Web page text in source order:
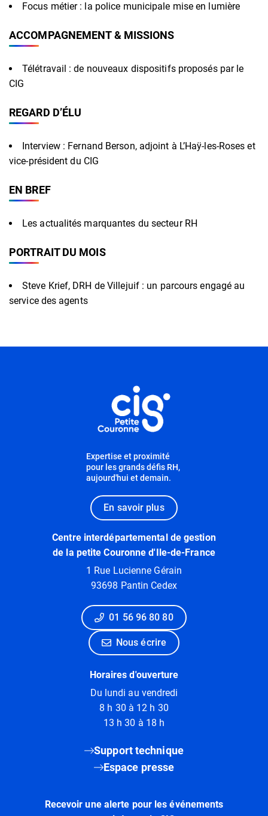
Focus métier : la police municipale mise en lumière
ACCOMPAGNEMENT & MISSIONS
Télétravail : de nouveaux dispositifs proposés par le
CIG
REGARD D’ÉLU
Interview : Fernand Berson, adjoint à L’Haÿ-les-Roses et
vice-président du CIG
EN BREF
Les actualités marquantes du secteur RH
PORTRAIT DU MOIS
Steve Krief, DRH de Villejuif : un parcours engagé au
service des agents
Expertise et proximité
pour les grands défis RH,
aujourd'hui et demain.
En savoir plus
Centre interdépartemental de gestion
de la petite Couronne d'Ile-de-France
1 Rue Lucienne Gérain
93698 Pantin Cedex
01 56 96 80 80
Nous écrire
Horaires d'ouverture
Du lundi au vendredi
8 h 30 à 12 h 30
13 h 30 à 18 h
Support technique
Espace presse
Recevoir une alerte pour les événements